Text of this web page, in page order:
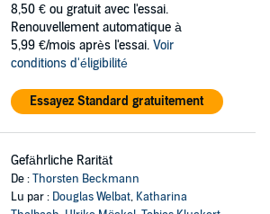
8,50 € ou gratuit avec l'essai.
Renouvellement automatique à
5,99 €/mois après l'essai. Voir
conditions d'éligibilité
Essayez Standard gratuitement
Gefährliche Rarität
De :Thorsten Beckmann
Lu par : Douglas Welbat, Katharina